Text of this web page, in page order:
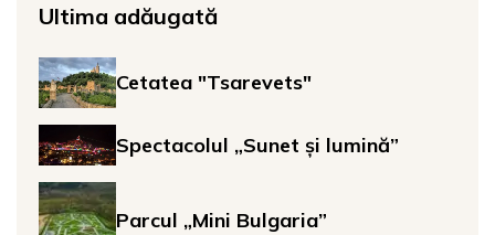
Ultima adăugată
Cetatea "Tsarevets"
Spectacolul „Sunet și lumină”
Parcul „Mini Bulgaria”